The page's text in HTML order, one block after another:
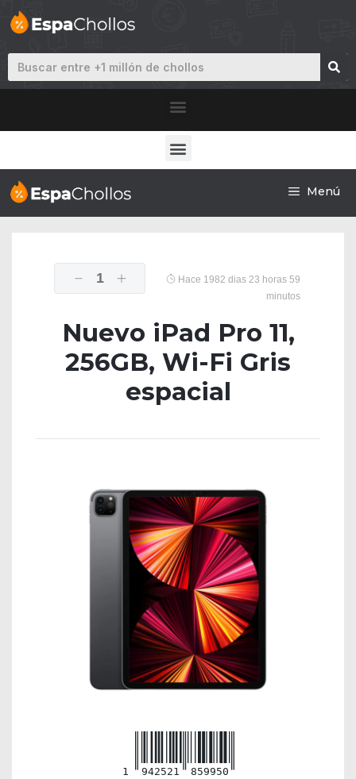
Menú
1
Hace 1982 dias 23 horas 59
minutos
Nuevo iPad Pro 11,
256GB, Wi-Fi Gris
espacial
1 942521 859950